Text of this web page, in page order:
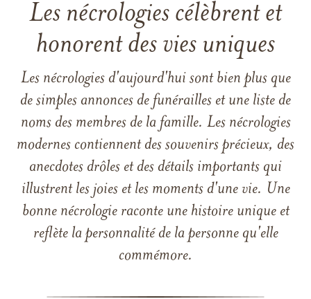
Les nécrologies célèbrent et
honorent des vies uniques
Les nécrologies d'aujourd'hui sont bien plus que
de simples annonces de funérailles et une liste de
noms des membres de la famille. Les nécrologies
modernes contiennent des souvenirs précieux, des
anecdotes drôles et des détails importants qui
illustrent les joies et les moments d'une vie. Une
bonne nécrologie raconte une histoire unique et
reflète la personnalité de la personne qu'elle
commémore.